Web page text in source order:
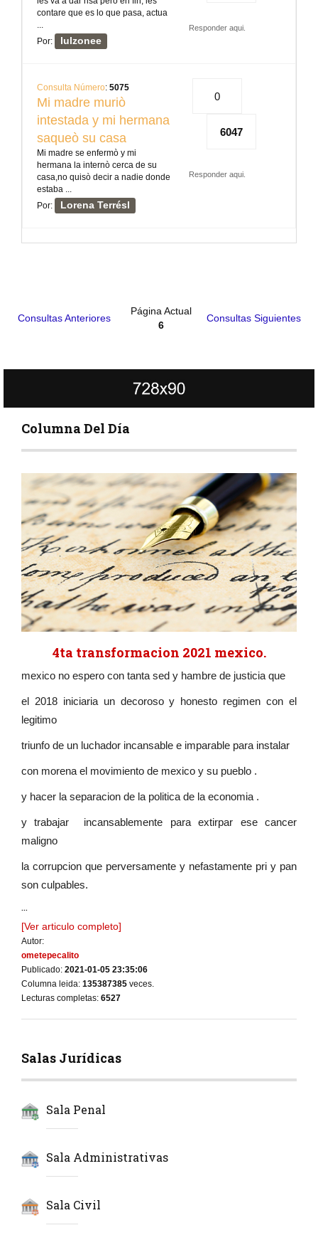
contare que es lo que pasa, actua
...
Por:
lulzonee
Responder aqui.
Consulta Número: 5075
Mi madre muriò
intestada y mi hermana
saqueò su casa
Mi madre se enfermò y mi
hermana la internò cerca de su
casa,no quisò decir a nadie donde
estaba ...
Por:
Lorena Terrésl
0
6047
Responder aqui.
Consultas Anteriores
Página Actual
6
Consultas Siguientes
Columna Del Día
4ta transformacion 2021 mexico.
mexico no espero con tanta sed y hambre de justicia que
el 2018 iniciaria un decoroso y honesto regimen con el
legitimo
triunfo de un luchador incansable e imparable para instalar
con morena el movimiento de mexico y su pueblo .
y hacer la separacion de la politica de la economia .
y trabajar incansablemente para extirpar ese cancer
maligno
la corrupcion que perversamente y nefastamente pri y pan
son culpables.
...
[Ver articulo completo]
Autor:
ometepecalito
Publicado: 2021-01-05 23:35:06
Columna leida: 135387385 veces.
Lecturas completas: 6527
Salas Jurídicas
Sala Penal
Sala Administrativas
Sala Civil